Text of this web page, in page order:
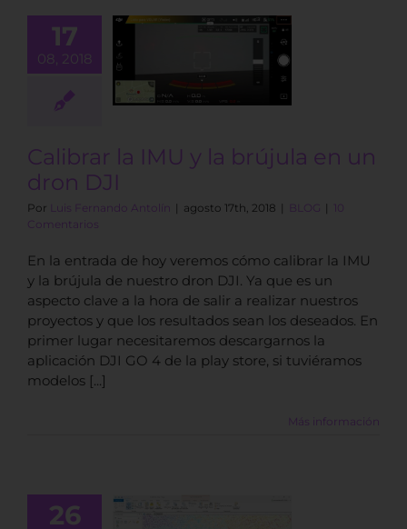
17
08, 2018
la IMU y la
en un dron
Calibrar la IMU y la brújula en un
dron DJI
Por Luis Fernando Antolín | agosto 17th, 2018 | BLOG | 10
Comentarios
En la entrada de hoy veremos cómo calibrar la IMU
y la brújula de nuestro dron DJI. Ya que es un
aspecto clave a la hora de salir a realizar nuestros
proyectos y que los resultados sean los deseados. En
primer lugar necesitaremos descargarnos la
aplicación DJI GO 4 de la play store, si tuviéramos
modelos [...]
Más información
26
e